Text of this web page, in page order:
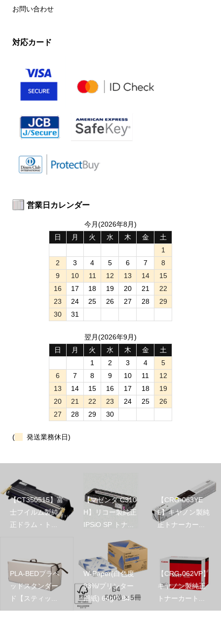
お問い合わせ
対応カード
営業日カレンダー
今月(2026年8月)
日
月 火 水 木 金
土
1
2
3 4 5 6 7
8
9
10 11 12 13 14
15
16
17 18 19 20 21
22
23
24 25 26 27 28
29
30
31
翌月(2026年9月)
日
月 火 水 木 金
土
1
2 3 4
5
6
7 8 9 10 11
12
13
14 15 16 17 18
19
20
21 22 23 24 25
26
27
28 29 30
( 発送業務休日)
【CT350515】富
士フイルム製純
正ドラム・ト...
【マゼンタ C310
H】リコー製純正
IPSiO SP トナ...
【CRG-063YE
L】キヤノン製純
正トナーカー...
PLA-BEDプラベ
ッドスタンダー
ド【スティッ...
W-Paper(白色度
93%/プリンター
用紙) 64g/? B4...
【CRG-062VP】
キヤノン製純正
トナーカート...